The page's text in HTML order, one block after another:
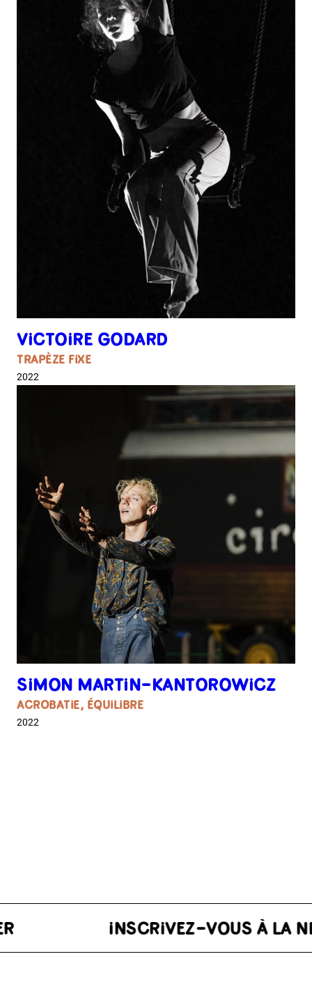
VICTOIRE GODARD
TRAPÈZE FIXE
2022
SIMON MARTIN-KANTOROWICZ
ACROBATIE, ÉQUILIBRE
2022